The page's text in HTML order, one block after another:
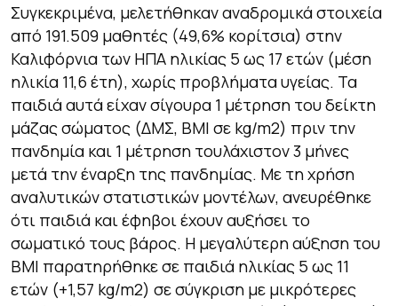
Συγκεκριμένα, μελετήθηκαν αναδρομικά στοιχεία
από 191.509 μαθητές (49,6% κορίτσια) στην
Καλιφόρνια των ΗΠΑ ηλικίας 5 ως 17 ετών (μέση
ηλικία 11,6 έτη), χωρίς προβλήματα υγείας. Τα
παιδιά αυτά είχαν σίγουρα 1 μέτρηση του δείκτη
μάζας σώματος (ΔΜΣ, BMI σε kg/m2) πριν την
πανδημία και 1 μέτρηση τουλάχιστον 3 μήνες
μετά την έναρξη της πανδημίας. Με τη χρήση
αναλυτικών στατιστικών μοντέλων, ανευρέθηκε
ότι παιδιά και έφηβοι έχουν αυξήσει το
σωματικό τους βάρος. Η μεγαλύτερη αύξηση του
BMI παρατηρήθηκε σε παιδιά ηλικίας 5 ως 11
ετών (+1,57 kg/m2) σε σύγκριση με μικρότερες